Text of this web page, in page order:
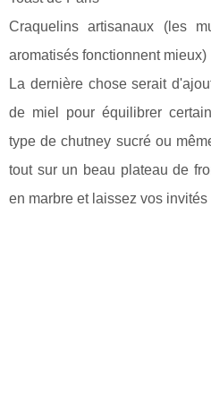
Craquelins artisanaux (les
aromatisés fonctionnent mieux)
La dernière chose serait
de miel pour équilibrer
type de chutney sucré ou
tout sur un beau plateau de
en marbre et laissez vos invités